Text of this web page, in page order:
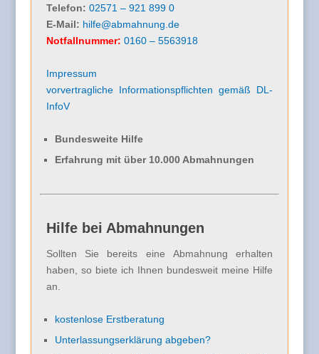
Telefon: 02571 – 921 899 0
E-Mail: hilfe@abmahnung.de
Notfallnummer: 0160 – 5563918
Impressum
vorvertragliche Informationspflichten gemäß DL-
InfoV
Bundesweite Hilfe
Erfahrung mit über 10.000 Abmahnungen
Hilfe bei Abmahnungen
Sollten Sie bereits eine Abmahnung erhalten
haben, so biete ich Ihnen bundesweit meine Hilfe
an.
kostenlose Erstberatung
Unterlassungserklärung abgeben?